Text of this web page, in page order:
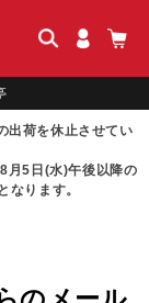
出荷を休止させてい
月5日(水)午後以降の
なります。